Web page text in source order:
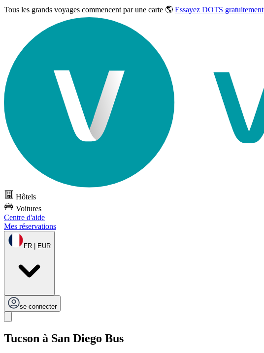
Tous les grands voyages commencent par une carte 🌎 Essayez DOTS gratuitement
Hôtels
Voitures
Centre d'aide
Mes réservations
FR | EUR
se connecter
Tucson à San Diego Bus